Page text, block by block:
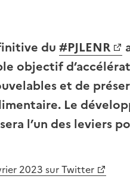
du#PJLENR
objectif
et de
Le
l’un des leviers
2023 sur Twitter